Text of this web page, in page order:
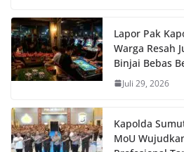
Lapor Pak
Warga Resah
Binjai Bebas
Juli 29, 2026
Kapolda
MoU